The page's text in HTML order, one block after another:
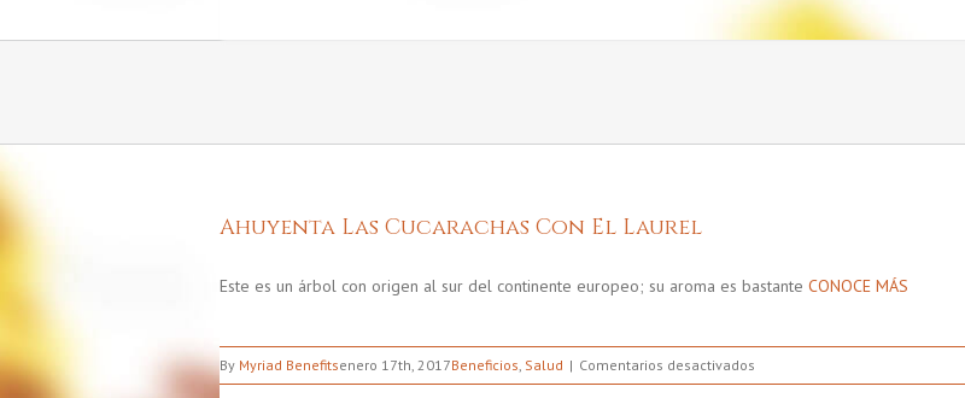
Ahuyenta Las Cucarachas Con El Laurel
Este es un árbol con origen al sur del continente europeo; su aroma es bastante CONOCE MÁS
By Myriad Benefitsenero 17th, 2017Beneficios Salud Comentarios desactivados
Ahuyenta